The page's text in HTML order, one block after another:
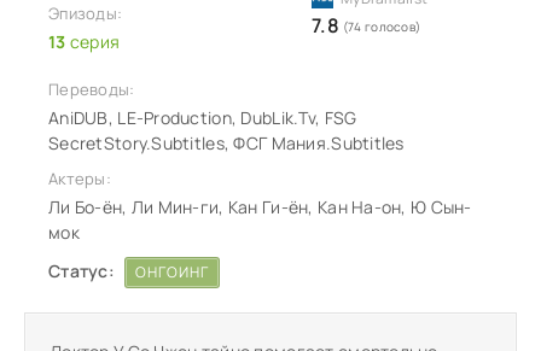
Эпизоды:
13 серия
7.8 (74 голосов)
Переводы:
AniDUB, LE-Production, DubLik.Tv, FSG
SecretStory.Subtitles, ФСГ Мания.Subtitles
Актеры:
Ли Бо-ён, Ли Мин-ги, Кан Ги-ён, Кан На-он, Ю Сын-
мок
Статус:
ОНГОИНГ